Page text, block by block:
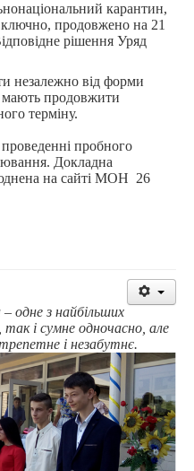
карантин,
продовжено на 21
рішення Уряд
незалежно від форми
мають продовжити
терміну.
пробного
Докладна
на сайті МОН 26
одне з найбільших
так і сумне одночасно, але
і незабутнє.